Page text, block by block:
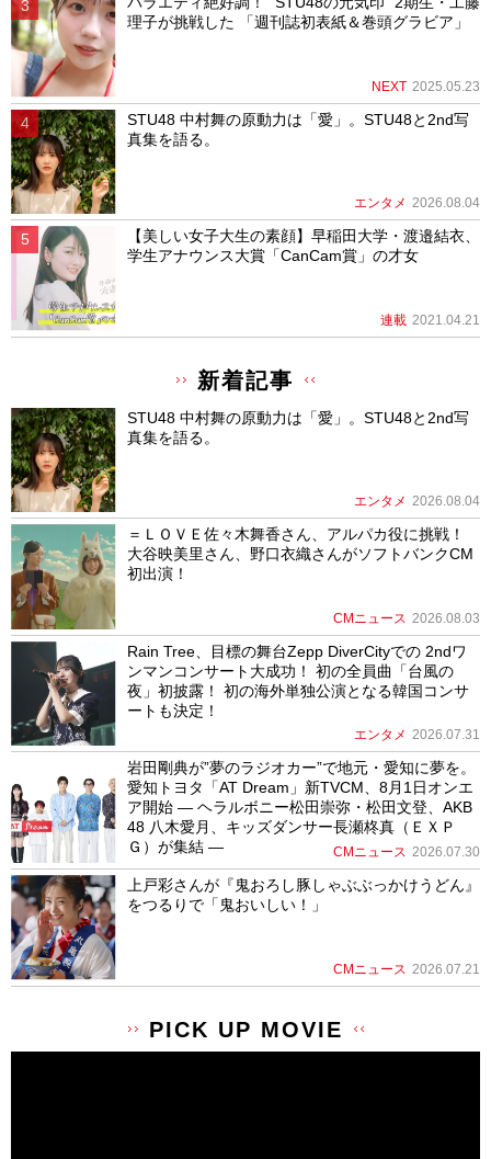
理子が挑戦した 「週刊誌初表紙＆巻頭グラビア」
NEXT 2025.05.23
STU48 中村舞の原動力は「愛」。STU48と2nd写
真集を語る。
エンタメ 2026.08.04
【美しい女子大生の素顔】早稲田大学・渡邉結衣、
学生アナウンス大賞「CanCam賞」の才女
連載 2021.04.21
新着記事
STU48 中村舞の原動力は「愛」。STU48と2nd写
真集を語る。
エンタメ 2026.08.04
＝ＬＯＶＥ佐々木舞香さん、アルパカ役に挑戦！
大谷映美里さん、野口衣織さんがソフトバンクCM
初出演！
CMニュース 2026.08.03
Rain Tree、目標の舞台Zepp DiverCityでの 2ndワ
ンマンコンサート大成功！ 初の全員曲「台風の
夜」初披露！ 初の海外単独公演となる韓国コンサ
ートも決定！
エンタメ 2026.07.31
岩田剛典が”夢のラジオカー”で地元・愛知に夢を。
愛知トヨタ「AT Dream」新TVCM、8月1日オンエ
ア開始 ― ヘラルボニー松田崇弥・松田文登、AKB
48 八木愛月、キッズダンサー長瀬柊真（ＥＸＰ
Ｇ）が集結 ―
CMニュース 2026.07.30
上戸彩さんが『鬼おろし豚しゃぶぶっかけうどん』
をつるりで「鬼おいしい！」
CMニュース 2026.07.21
PICK UP MOVIE